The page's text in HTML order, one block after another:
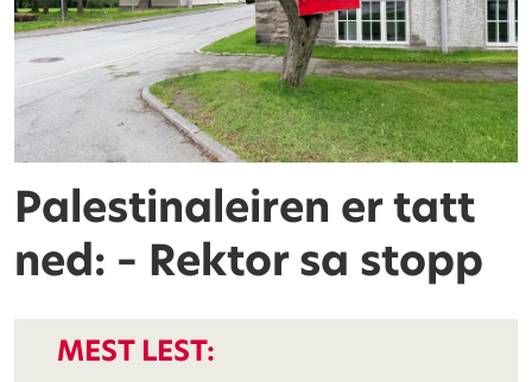
Palestinaleiren er tatt
ned: – Rektor sa stopp
MEST LEST: